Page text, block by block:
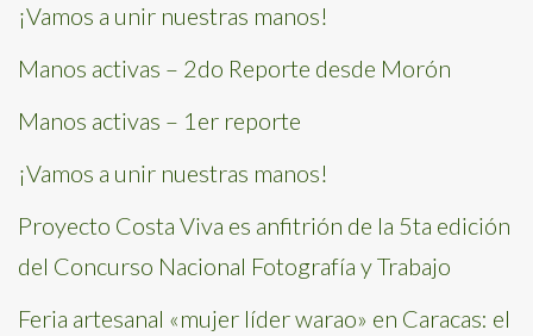
¡Vamos a unir nuestras manos!
Manos activas – 2do Reporte desde Morón
Manos activas – 1er reporte
¡Vamos a unir nuestras manos!
Proyecto Costa Viva es anfitrión de la 5ta edición
del Concurso Nacional Fotografía y Trabajo
Feria artesanal «mujer líder warao» en Caracas: el